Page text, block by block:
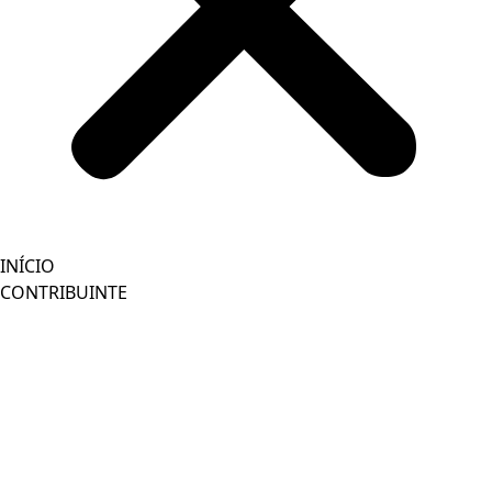
INÍCIO
CONTRIBUINTE